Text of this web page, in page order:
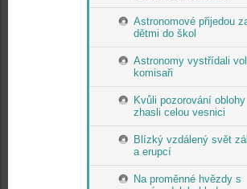
Astronomové přijedou
dětmi do škol
Astronomy vystřídali
komisaři
Kvůli pozorování oblohy
zhasli celou vesnici
Blízký vzdálený svět
a erupcí
Na proměnné hvězdy s